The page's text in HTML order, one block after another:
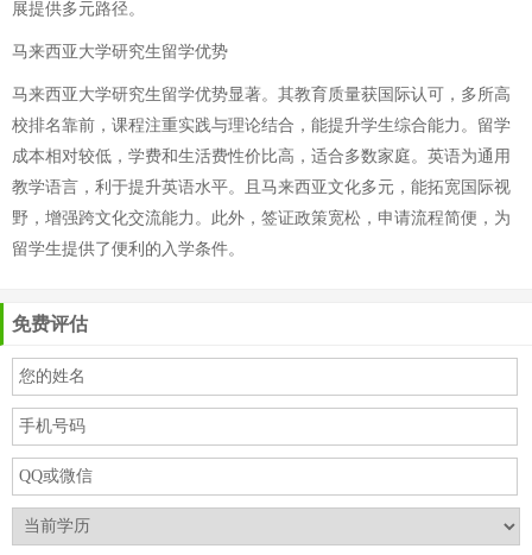
展提供多元路径。
马来西亚大学研究生留学优势
马来西亚大学研究生留学优势显著。其教育质量获国际认可，多所高
校排名靠前，课程注重实践与理论结合，能提升学生综合能力。留学
成本相对较低，学费和生活费性价比高，适合多数家庭。英语为通用
教学语言，利于提升英语水平。且马来西亚文化多元，能拓宽国际视
野，增强跨文化交流能力。此外，签证政策宽松，申请流程简便，为
留学生提供了便利的入学条件。
免费评估